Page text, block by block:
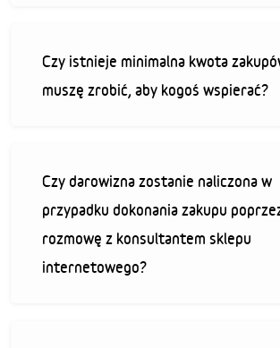
Czy istnieje minimalna kwota
muszę zrobić, aby kogoś wspierać?
Czy darowizna zostanie naliczona w
przypadku dokonania zakupu
rozmowę z konsultantem sklepu
internetowego?